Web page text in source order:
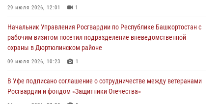
03 августа 2026, 04:15
Начальник отделения учёта и комплектования Росгвардии
Башкортостана ответил на вопросы граждан
30 июля 2026, 12:54
за преступления против половой неприкосновенности (видео)
29 июля 2026, 12:01
29 июля 2026, 12:01 1
Начальник Управления Росгвардии по Республике Башкортостан с
рабочим визитом посетил подразделение вневедомственной
охраны в Дюртюлинском районе
09 июля 2026, 10:23 1
В Уфе подписано соглашение о сотрудничестве между ветеранами
Росгвардии и фондом «Защитники Отечества»